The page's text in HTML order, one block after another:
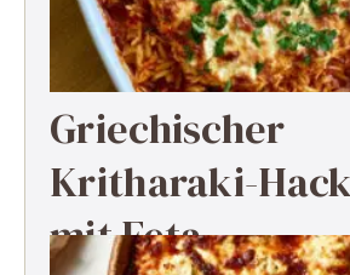
Griechischer
Kritharaki-
mit Feta